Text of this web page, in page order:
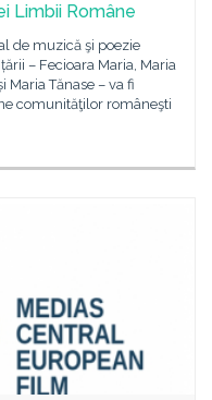
Limbii Române
de muzică şi poezie
– Fecioara Maria, Maria
Maria Tănase – va fi
comunităţilor româneşti